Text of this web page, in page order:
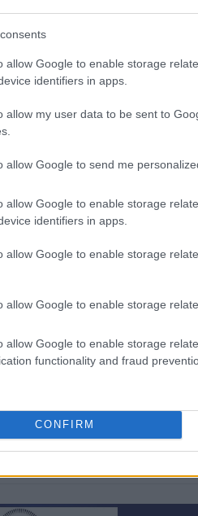
allow Google to enable storage
identifiers in apps.
allow my user data to be sent to
allow Google to send me
allow Google to enable storage
identifiers in apps.
allow Google to enable storage
allow Google to enable storage
allow Google to enable storage
functionality and fraud
CONFIRM
τουριστικών
μεταξύ άλλων, τη δημιουργία
ειδικών χωρικών
παρακολούθησης της
καταλύματα φιλοξενίας
οφείλει να αντιμετωπίσει
μοντέλο
στο τοπίο, τον
της Ενημέρωσης. Έχει
ηλεκτρονικός.
1980. Έχει συνεργαστεί με
Διετέλεσε πρόεδρος του
δ.σ. επί οκτώ χρόνια.
δημοσιογράφου στην
και στην επικοινωνία η